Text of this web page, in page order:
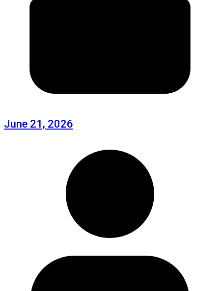
June 21, 2026